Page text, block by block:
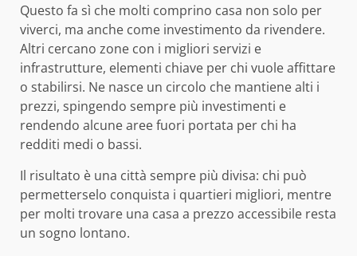
Questo fa sì che molti comprino casa non solo per
viverci, ma anche come investimento da rivendere.
Altri cercano zone con i migliori servizi e
infrastrutture, elementi chiave per chi vuole affittare
o stabilirsi. Ne nasce un circolo che mantiene alti i
prezzi, spingendo sempre più investimenti e
rendendo alcune aree fuori portata per chi ha
redditi medi o bassi.
Il risultato è una città sempre più divisa: chi può
permetterselo conquista i quartieri migliori, mentre
per molti trovare una casa a prezzo accessibile resta
un sogno lontano.